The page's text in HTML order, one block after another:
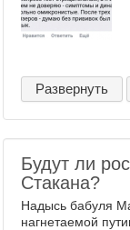
Развернуть
Будут ли
Стакана?
Надысь бабуля
нагнетаемой